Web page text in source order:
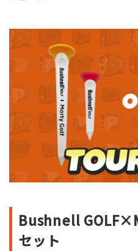
Bushnell
セット